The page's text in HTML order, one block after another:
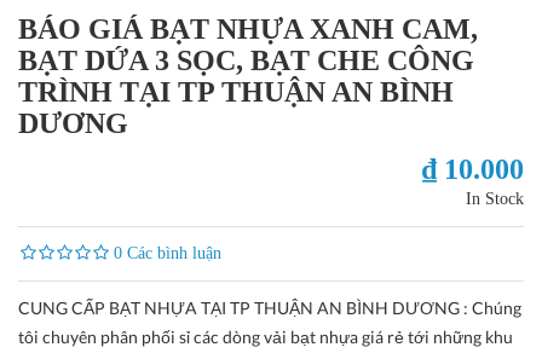
BÁO GIÁ BẠT NHỰA XANH CAM,
BẠT DỨA 3 SỌC, BẠT CHE CÔNG
TRÌNH TẠI TP THUẬN AN BÌNH
DƯƠNG
₫ 10.000
In Stock
0 Các bình luận
CUNG CẤP BẠT NHỰA TẠI TP THUẬN AN BÌNH DƯƠNG : Chúng
tôi chuyên phân phối sỉ các dòng vải bạt nhựa giá rẻ tới những khu